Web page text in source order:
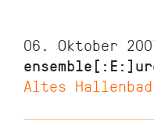
06. Oktober
Altes